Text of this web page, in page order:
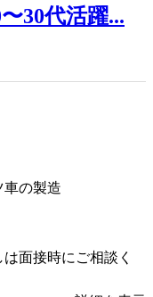
30代活躍...
車の製造
面接時にご相談く